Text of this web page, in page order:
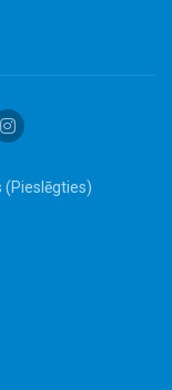
(Pieslēgties)